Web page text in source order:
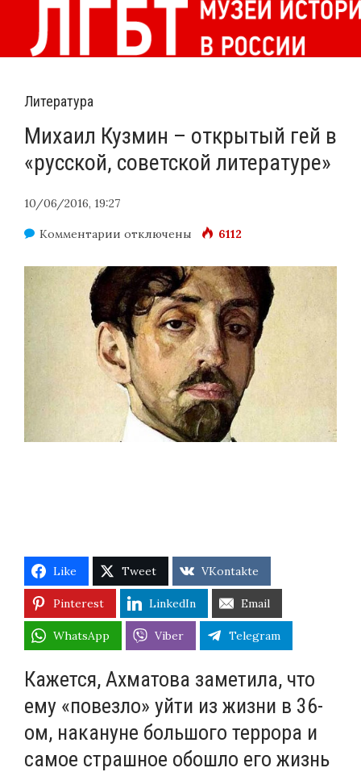
Литература
Михаил Кузмин – открытый гей в
«русской, советской литературе»
10/06/2016, 19:27
Комментарии к
Михаил
Кузмин
–
открытый
гей
в
«русской,
советской
отключены 6112
Like Tweet VKontakte
Pinterest LinkedIn Email
WhatsApp Viber Telegram
Кажется, Ахматова заметила, что
ему «повезло» уйти из жизни в 36-
ом, накануне большого террора и
самое страшное обошло его жизнь